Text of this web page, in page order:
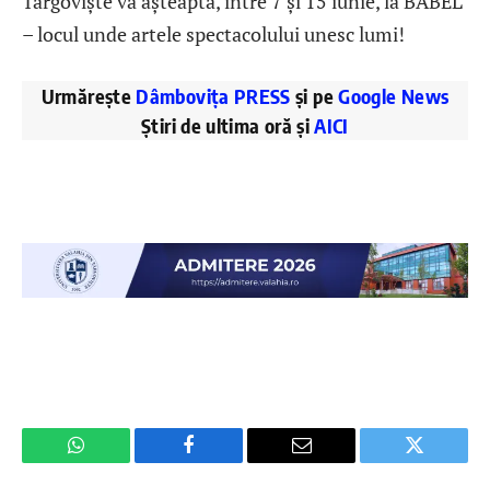
– locul unde artele spectacolului unesc lumi!
Urmărește Dâmbovița PRESS și peGoogle News
Știri de ultima oră șiAICI
WhatsApp Facebook Email Twitter